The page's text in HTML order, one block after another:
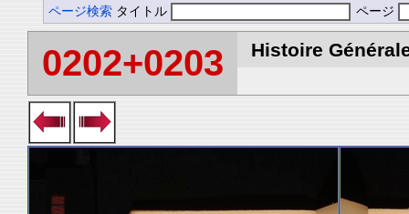
ページ検索 タイトル ページ
0202+0203 Histoire